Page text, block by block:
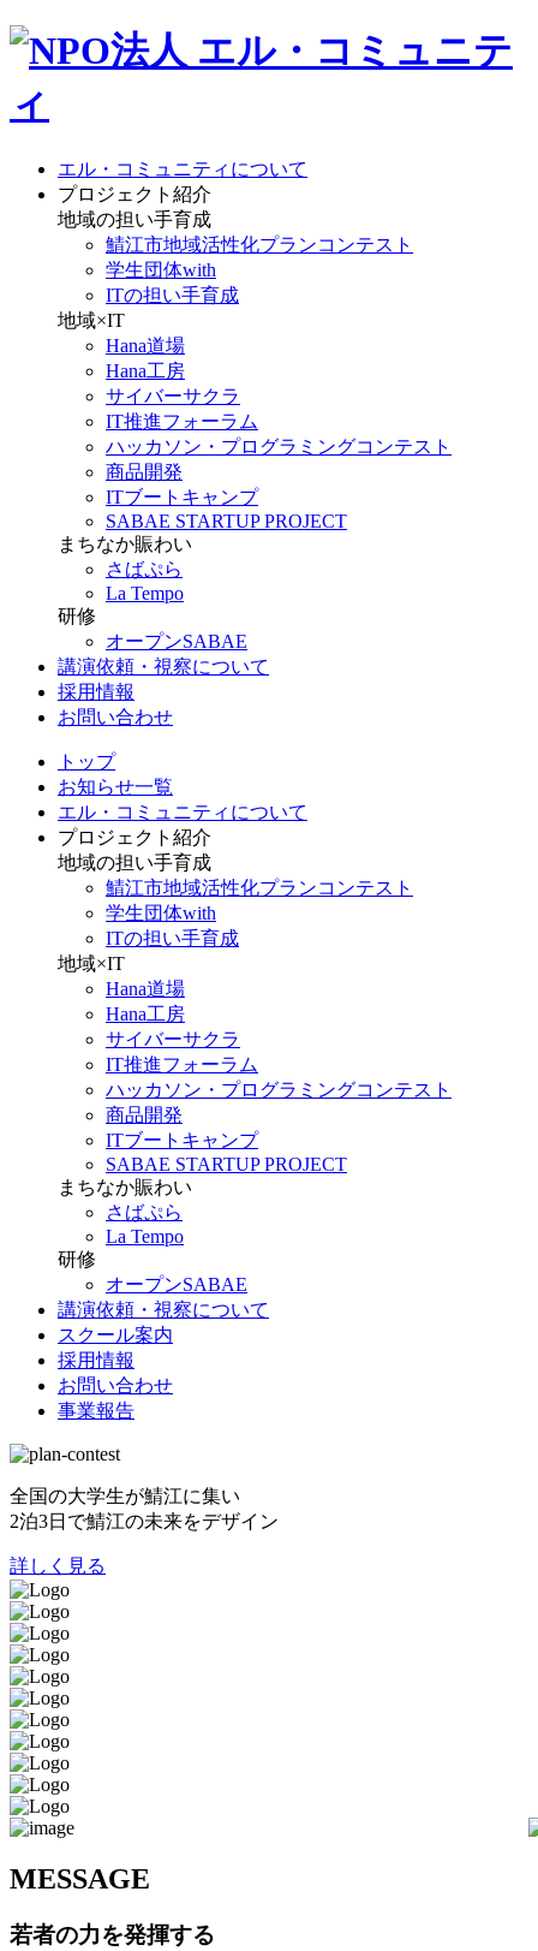
エル・コミュニティについて
プロジェクト紹介
地域の担い手育成
鯖江市地域活性化プランコンテスト
学生団体with
ITの担い手育成
地域×IT
Hana道場
Hana工房
サイバーサクラ
IT推進フォーラム
ハッカソン・プログラミングコンテスト
商品開発
ITブートキャンプ
SABAE STARTUP PROJECT
まちなか賑わい
さばぷら
La Tempo
研修
オープンSABAE
講演依頼・視察について
採用情報
お問い合わせ
トップ
お知らせ一覧
エル・コミュニティについて
プロジェクト紹介
地域の担い手育成
鯖江市地域活性化プランコンテスト
学生団体with
ITの担い手育成
地域×IT
Hana道場
Hana工房
サイバーサクラ
IT推進フォーラム
ハッカソン・プログラミングコンテスト
商品開発
ITブートキャンプ
SABAE STARTUP PROJECT
まちなか賑わい
さばぷら
La Tempo
研修
オープンSABAE
講演依頼・視察について
スクール案内
採用情報
お問い合わせ
事業報告
全国の大学生が鯖江に集い
2泊3日で鯖江の未来をデザイン
詳しく見る
MESSAGE
若者の力を発揮する